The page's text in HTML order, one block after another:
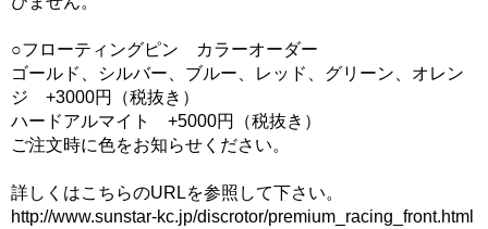
○フローティングピン カラーオーダー
ゴールド、シルバー、ブルー、レッド、グリーン、オレン
ジ +3000円（税抜き）
ハードアルマイト +5000円（税抜き）
ご注文時に色をお知らせください。
詳しくはこちらのURLを参照して下さい。
http://www.sunstar-kc.jp/discrotor/premium_racing_front.html